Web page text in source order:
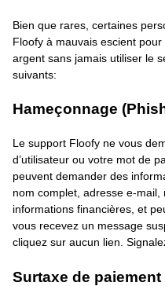
Bien que rares, certaines
Floofy à mauvais escient
argent sans jamais utiliser le
suivants:
Hameçonnage
Le support Floofy ne vous
d’utilisateur ou votre mot de
peuvent demander des
nom complet, adresse e-
informations financières, et
vous recevez un message
cliquez sur aucun lien.
Surtaxe de paiement